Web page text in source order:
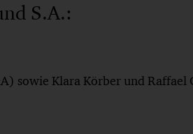
S.A.:
sowie Klara Körber und Raffael